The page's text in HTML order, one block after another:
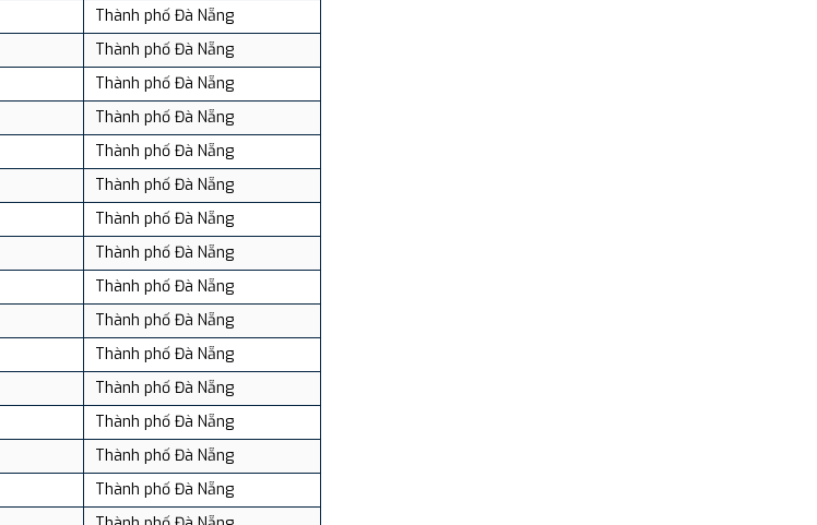
Thành phố Đà Nẵng
Thành phố Đà Nẵng
Thành phố Đà Nẵng
Thành phố Đà Nẵng
Thành phố Đà Nẵng
Thành phố Đà Nẵng
Thành phố Đà Nẵng
Thành phố Đà Nẵng
Thành phố Đà Nẵng
Thành phố Đà Nẵng
Thành phố Đà Nẵng
Thành phố Đà Nẵng
Thành phố Đà Nẵng
Thành phố Đà Nẵng
Thành phố Đà Nẵng